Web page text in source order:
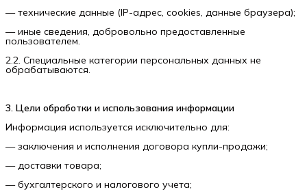
— технические данные (IP-адрес, cookies, данные браузера);
— иные сведения, добровольно предоставленные
пользователем.
2.2. Специальные категории персональных данных не
обрабатываются.
3. Цели обработки и использования информации
Информация используется исключительно для:
— заключения и исполнения договора купли-продажи;
— доставки товара;
— бухгалтерского и налогового учета;